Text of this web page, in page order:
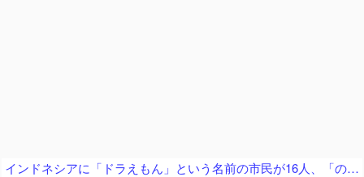
インドネシアに「ドラえもん」という名前の市民が16人、「のび太」は181人